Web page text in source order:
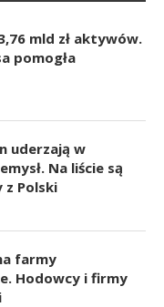
mld zł aktywów.
pomogła
uderzają w
Na liście są
Polski
farmy
Hodowcy i firmy